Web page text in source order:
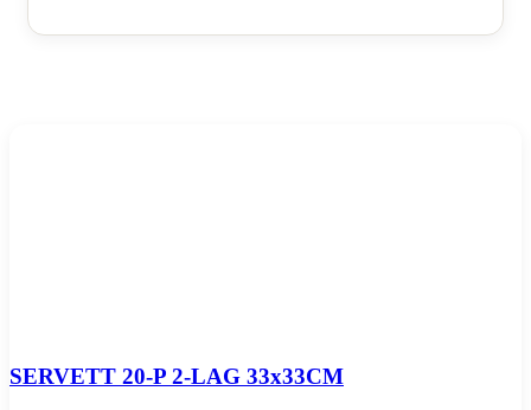
SERVETT 20-P 2-LAG 33x33CM